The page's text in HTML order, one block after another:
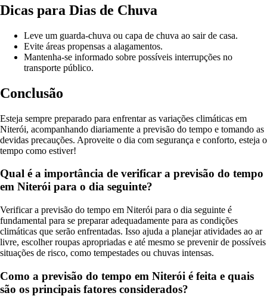
Dicas para Dias de Chuva
Leve um guarda-chuva ou capa de chuva ao sair de casa.
Evite áreas propensas a alagamentos.
Mantenha-se informado sobre possíveis interrupções no
transporte público.
Conclusão
Esteja sempre preparado para enfrentar as variações climáticas em
Niterói, acompanhando diariamente a previsão do tempo e tomando as
devidas precauções. Aproveite o dia com segurança e conforto, esteja o
tempo como estiver!
Qual é a importância de verificar a previsão do tempo
em Niterói para o dia seguinte?
Verificar a previsão do tempo em Niterói para o dia seguinte é
fundamental para se preparar adequadamente para as condições
climáticas que serão enfrentadas. Isso ajuda a planejar atividades ao ar
livre, escolher roupas apropriadas e até mesmo se prevenir de possíveis
situações de risco, como tempestades ou chuvas intensas.
Como a previsão do tempo em Niterói é feita e quais
são os principais fatores considerados?